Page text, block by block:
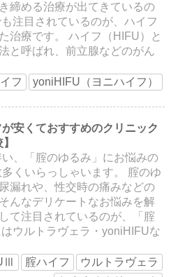
締める治療が出てきているの
注目されているのが、ハイフ
治療です。 ハイフ（HIFU）と
と呼ばれ、前立腺などのがん
フ yoniHIFU（ヨニハイフ）
安くておすすめのクリニック
、「腟のゆるみ」にお悩みの
くいらっしゃいます。 腟のゆ
漏れや、性交時の痛みなどの
んなデリケートなお悩みを解
て注目されているのが、「腟
ウルトラヴェラ・yoniHIFUな
腟ハイフ
ウルトラヴェラ